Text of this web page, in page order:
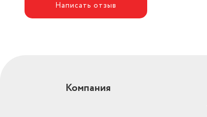
Написать отзыв
Компания